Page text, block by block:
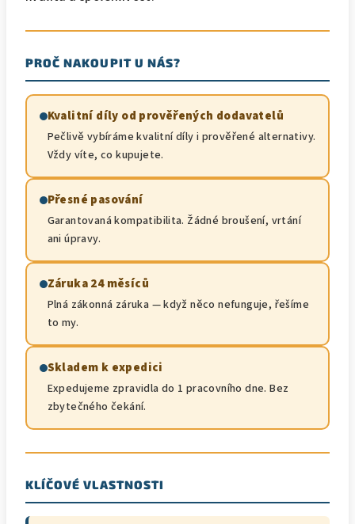
PROČ NAKOUPIT U NÁS?
Kvalitní díly od prověřených dodavatelů
Pečlivě vybíráme kvalitní díly i prověřené alternativy.
Vždy víte, co kupujete.
Přesné pasování
Garantovaná kompatibilita. Žádné broušení, vrtání
ani úpravy.
Záruka 24 měsíců
Plná zákonná záruka — když něco nefunguje, řešíme
to my.
Skladem k expedici
Expedujeme zpravidla do 1 pracovního dne. Bez
zbytečného čekání.
KLÍČOVÉ VLASTNOSTI